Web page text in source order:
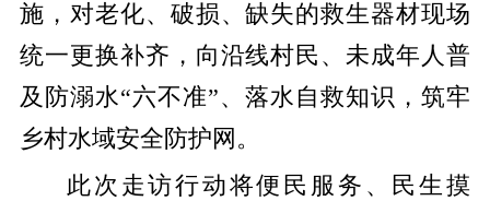
施，对老化、破损、缺失的救生器材现场
统一更换补齐，向沿线村民、未成年人普
及防溺水“六不准”、落水自救知识，筑牢
乡村水域安全防护网。
此次走访行动将便民服务、民生摸